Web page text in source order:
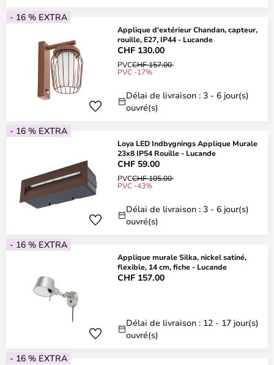
- 16 % EXTRA
Applique d'extérieur Chandan, capteur,
rouille, E27, IP44 - Lucande
CHF 130.00
PVCCHF 157.00
PVC -17%
Délai de livraison : 3 - 6 jour(s)
ouvré(s)
- 16 % EXTRA
Loya LED Indbygnings Applique Murale
23x8 IP54 Rouille - Lucande
CHF 59.00
PVCCHF 105.00
PVC -43%
Délai de livraison : 3 - 6 jour(s)
ouvré(s)
- 16 % EXTRA
Applique murale Silka, nickel satiné,
flexible, 14 cm, fiche - Lucande
CHF 157.00
Délai de livraison : 12 - 17 jour(s)
ouvré(s)
- 16 % EXTRA